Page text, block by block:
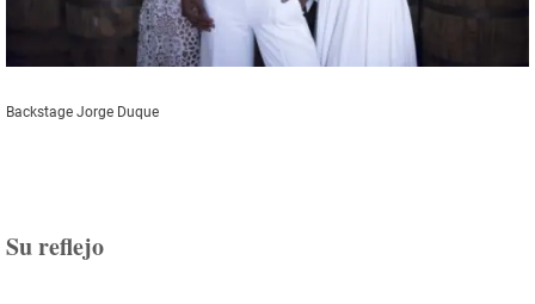
Backstage Jorge Duque
Su reflejo